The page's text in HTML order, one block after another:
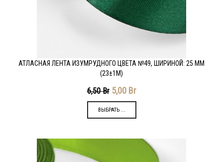
АТЛАСНАЯ ЛЕНТА ИЗУМРУДНОГО ЦВЕТА №49, ШИРИНОЙ: 25 ММ
(23±1М)
6,50Br 5,00 Br
ВЫБРАТЬ ...